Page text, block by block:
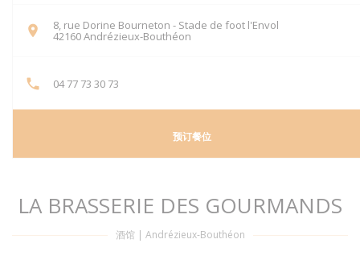
8, rue Dorine Bourneton - Stade de foot l'Envol
42160 Andrézieux-Bouthéon
04 77 73 30 73
预订餐位
LA BRASSERIE DES GOURMANDS
酒馆 | Andrézieux-Bouthéon